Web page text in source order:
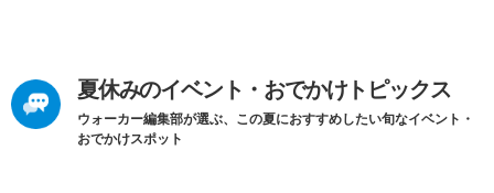
夏休みのイベント・おでかけトピックス
ウォーカー編集部が選ぶ、この夏におすすめしたい旬なイベント・
おでかけスポット